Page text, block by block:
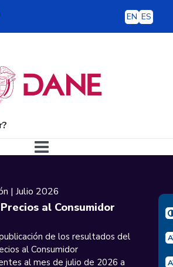
EN ES
| Julio 2026
al Consumidor
de los resultados del
al Consumidor
al mes de julio de 2026 a